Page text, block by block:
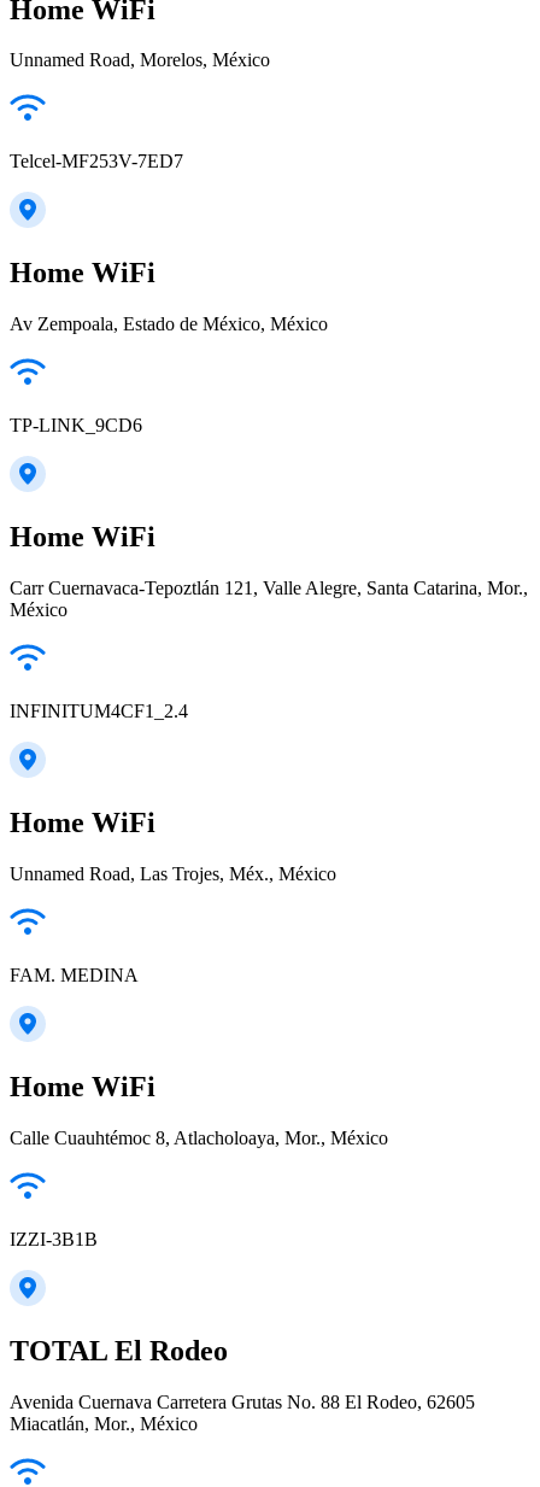
Home WiFi
Unnamed Road, Morelos, México
Telcel-MF253V-7ED7
Home WiFi
Av Zempoala, Estado de México, México
TP-LINK_9CD6
Home WiFi
Carr Cuernavaca-Tepoztlán 121, Valle Alegre, Santa Catarina, Mor.,
México
INFINITUM4CF1_2.4
Home WiFi
Unnamed Road, Las Trojes, Méx., México
FAM. MEDINA
Home WiFi
Calle Cuauhtémoc 8, Atlacholoaya, Mor., México
IZZI-3B1B
TOTAL El Rodeo
Avenida Cuernava Carretera Grutas No. 88 El Rodeo, 62605
Miacatlán, Mor., México